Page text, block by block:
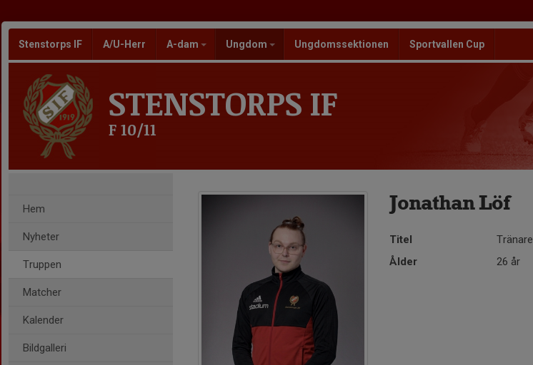
Stenstorps IF A/U-Herr A-dam Ungdom Ungdomssektionen Sportvallen Cup
STENSTORPS IF
F 10/11
Hem
Nyheter
Truppen
Matcher
Kalender
Bildgalleri
Jonathan Löf
Titel
Tränare
Ålder
26 år